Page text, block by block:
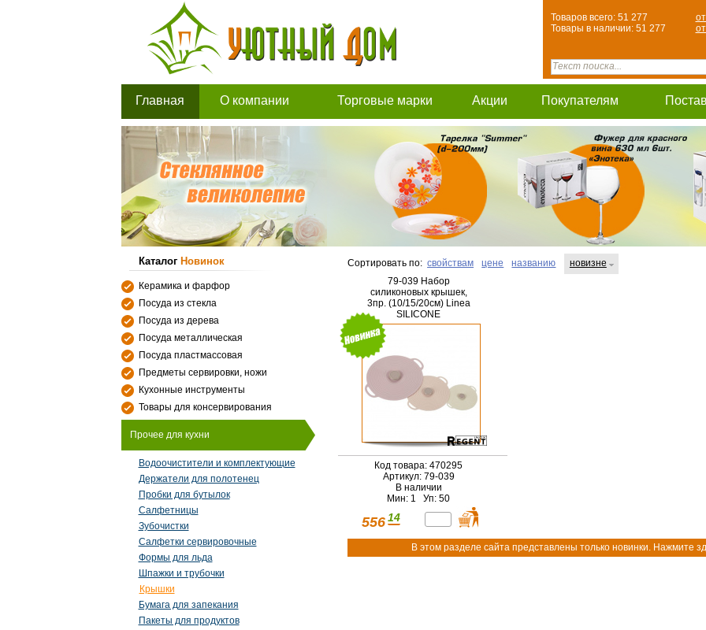
Товаров всего: 51 277
Товары в наличии: 51 277
Главная О компании Торговые марки Акции Покупателям
Каталог Новинок
Керамика и фарфор
Посуда из стекла
Посуда из дерева
Посуда металлическая
Посуда пластмассовая
Предметы сервировки, ножи
Кухонные инструменты
Товары для консервирования
Прочее для кухни
Водоочистители и комплектующие
Держатели для полотенец
Пробки для бутылок
Салфетницы
Зубочистки
Салфетки сервировочные
Формы для льда
Шпажки и трубочки
Крышки
Бумага для запекания
Пакеты для продуктов
Сортировать по: свойствам цене названию новизне
79-039 Набор
силиконовых крышек,
3пр. (10/15/20см) Linea
SILICONE
Код товара: 470295
Артикул: 79-039
В наличии
Мин: 1 Уп: 50
556 14
В этом разделе сайта представлены только новинки. Нажмите